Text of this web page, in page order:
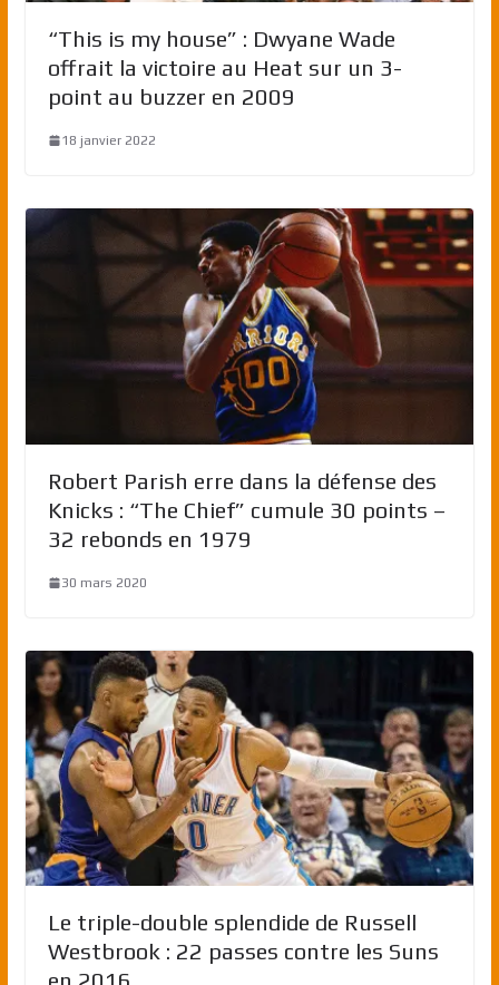
“This is my house” : Dwyane Wade
offrait la victoire au Heat sur un 3-
point au buzzer en 2009
18 janvier 2022
Robert Parish erre dans la défense des
Knicks : “The Chief” cumule 30 points –
32 rebonds en 1979
30 mars 2020
Le triple-double splendide de Russell
Westbrook : 22 passes contre les Suns